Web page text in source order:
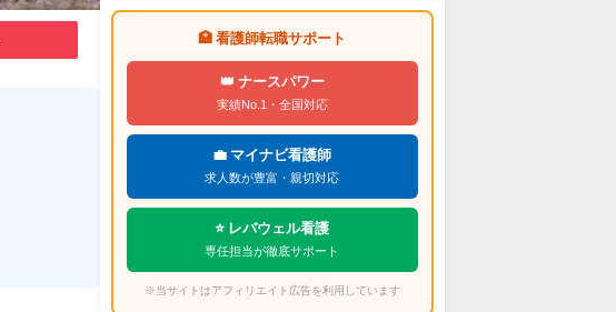
🏥 看護師転職サポート
👑 ナースパワー
実績No.1・全国対応
💼 マイナビ看護師
求人数が豊富・親切対応
⭐ レバウェル看護
専任担当が徹底サポート
※当サイトはアフィリエイト広告を利用しています